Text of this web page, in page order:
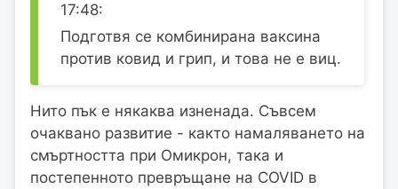
17:48:
Подготвя се комбинирана ваксина
против ковид и грип, и това не е виц.
Нито пък е някаква изненада. Съвсем
очаквано развитие - както намаляването на
смъртността при Омикрон, така и
постепенното превръщане на COVID в